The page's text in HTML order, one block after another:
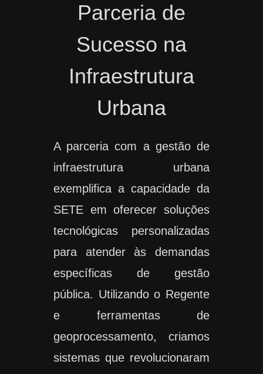
Parceria de
Sucesso na
Infraestrutura
Urbana
A parceria com a gestão de
infraestrutura urbana
exemplifica a capacidade da
SETE em oferecer soluções
tecnológicas personalizadas
para atender às demandas
específicas de gestão
pública. Utilizando o Regente
e ferramentas de
geoprocessamento, criamos
sistemas que revolucionaram